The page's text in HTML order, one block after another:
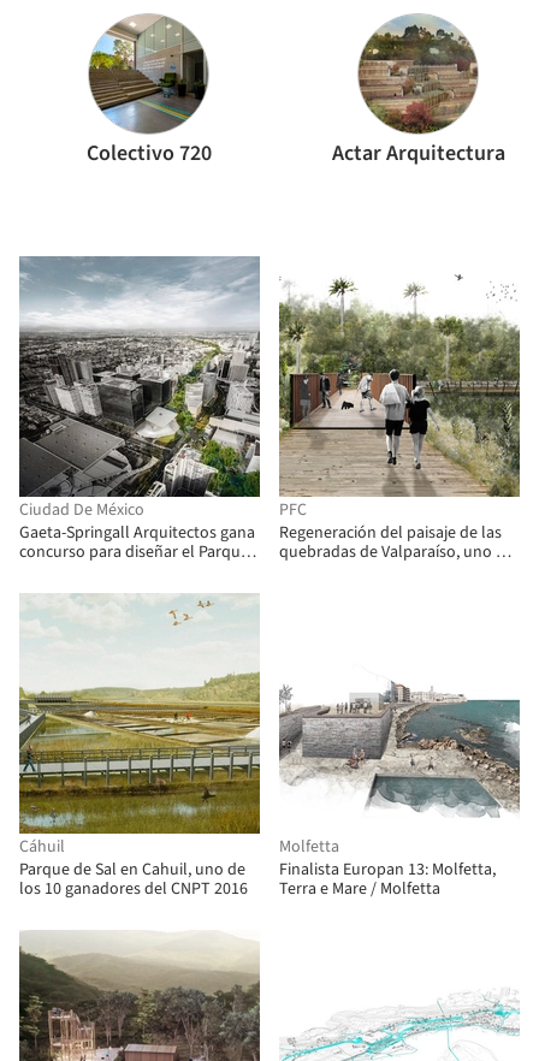
Colectivo 720 Actar Arquitectura
Ciudad De México
Gaeta-Springall Arquitectos gana
concurso para diseñar el Parque
en Ciudad de México
PFC
Regeneración del paisaje de las
quebradas de Valparaíso, uno de
Cáhuil
Parque de Sal en Cahuil, uno de
los 10 ganadores del CNPT 2016
Molfetta
Finalista Europan 13: Molfetta,
Terra e Mare / Molfetta